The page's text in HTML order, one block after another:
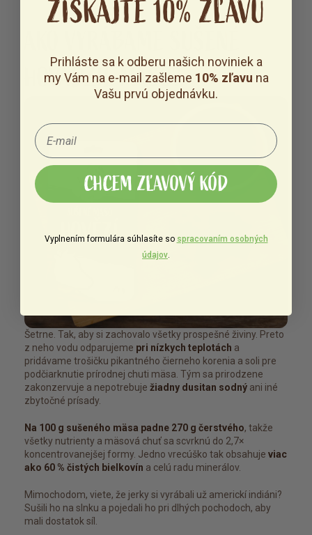
HOVÄDZIE MÄSO?
Šetrne. Tak, aby si zachovalo všetky prospešné živiny. Preto
z neho vodu odparujeme pri nízkych teplotách a
pridávame trošičku pikantného čierneho korenia a soli pre
podčiarknutie prírodnej chuti mäsa. Tým sa prirodzene
zakonzervuje a nepotrebuje žiadny dusitan sodný ani iné
zbytočné prísady.
Na 100 g sušeného mäsa padne 270 g čerstvého, takže
všetky nutrienty a mäsová chuť sa scvrknú do 2,7×
koncentrovanejšej formy. Jedno vrecúško tak obsahuje viac
ako 60 % čistých bielkovín a celú radu minerálov.
Mimochodom, viete, že jerky si vyrábali už americkí indiáni?
Sušili ho na slnku a pojedali ho pri dlhých pochodoch, aby
mali dostatok síl.
ZÍSKAJTE 10% ZĽAVU
Prihláste sa k odberu našich noviniek a
my Vám na e-mail zašleme 10% zľavu na
Vašu prvú objednávku.
CHCEM ZĽAVOVÝ KÓD
Vyplnením formulára súhlasíte so spracovaním osobných
údajov.